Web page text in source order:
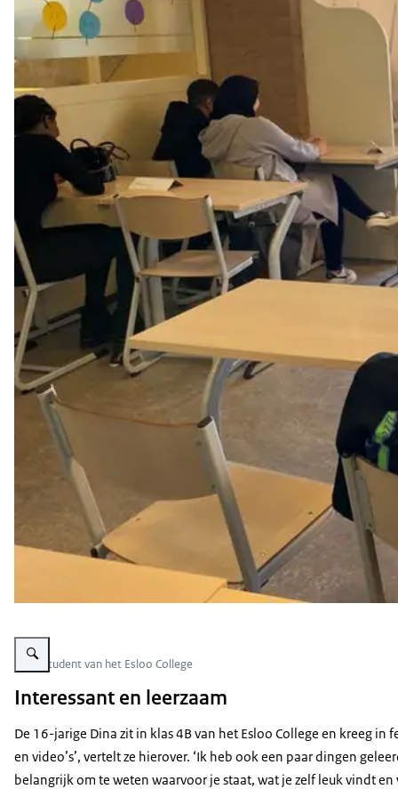
Vergroot afbeelding Student Dina
Dina, student van het Esloo College
Interessant en leerzaam
De 16-jarige Dina zit in klas 4B van het Esloo College en kreeg
en video’s’, vertelt ze hierover. ‘Ik heb ook een paar dingen
belangrijk om te weten waarvoor je staat, wat je zelf leuk vindt